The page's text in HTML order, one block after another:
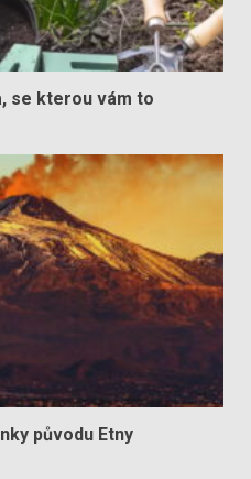
se kterou vám to
původu Etny